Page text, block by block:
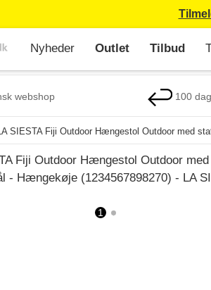
Nyheder Outlet Tilbud
webshop 100
SIESTA Fiji Outdoor Hængestol Outdoor med
1